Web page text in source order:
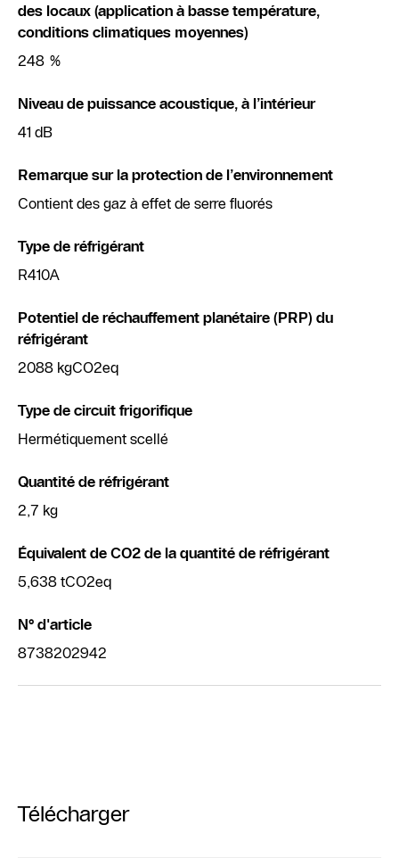
des locaux (application à basse température,
conditions climatiques moyennes)
248 %
Niveau de puissance acoustique, à l’intérieur
41 dB
Remarque sur la protection de l’environnement
Contient des gaz à effet de serre fluorés
Type de réfrigérant
R410A
Potentiel de réchauffement planétaire (PRP) du
réfrigérant
2088 kgCO2eq
Type de circuit frigorifique
Hermétiquement scellé
Quantité de réfrigérant
2,7 kg
Équivalent de CO2 de la quantité de réfrigérant
5,638 tCO2eq
N° d'article
8738202942
Télécharger